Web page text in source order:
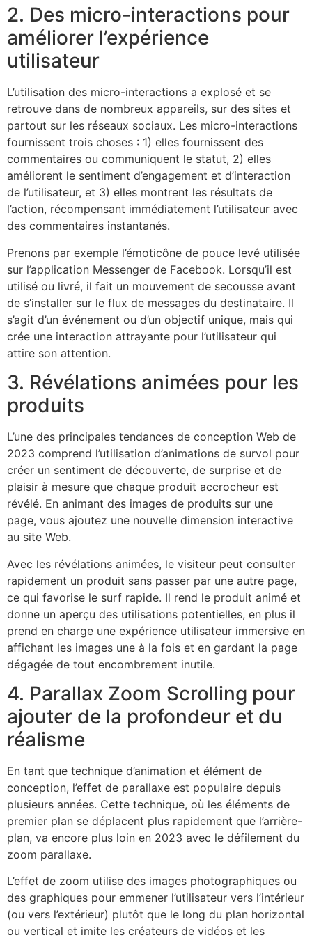
2. Des micro-interactions pour
améliorer l’expérience
utilisateur
L’utilisation des micro-interactions a explosé et se
retrouve dans de nombreux appareils, sur des sites et
partout sur les réseaux sociaux. Les micro-interactions
fournissent trois choses : 1) elles fournissent des
commentaires ou communiquent le statut, 2) elles
améliorent le sentiment d’engagement et d’interaction
de l’utilisateur, et 3) elles montrent les résultats de
l’action, récompensant immédiatement l’utilisateur avec
des commentaires instantanés.
Prenons par exemple l’émoticône de pouce levé utilisée
sur l’application Messenger de Facebook. Lorsqu’il est
utilisé ou livré, il fait un mouvement de secousse avant
de s’installer sur le flux de messages du destinataire. Il
s’agit d’un événement ou d’un objectif unique, mais qui
crée une interaction attrayante pour l’utilisateur qui
attire son attention.
3. Révélations animées pour les
produits
L’une des principales tendances de conception Web de
2023 comprend l’utilisation d’animations de survol pour
créer un sentiment de découverte, de surprise et de
plaisir à mesure que chaque produit accrocheur est
révélé. En animant des images de produits sur une
page, vous ajoutez une nouvelle dimension interactive
au site Web.
Avec les révélations animées, le visiteur peut consulter
rapidement un produit sans passer par une autre page,
ce qui favorise le surf rapide. Il rend le produit animé et
donne un aperçu des utilisations potentielles, en plus il
prend en charge une expérience utilisateur immersive en
affichant les images une à la fois et en gardant la page
dégagée de tout encombrement inutile.
4. Parallax Zoom Scrolling pour
ajouter de la profondeur et du
réalisme
En tant que technique d’animation et élément de
conception, l’effet de parallaxe est populaire depuis
plusieurs années. Cette technique, où les éléments de
premier plan se déplacent plus rapidement que l’arrière-
plan, va encore plus loin en 2023 avec le défilement du
zoom parallaxe.
L’effet de zoom utilise des images photographiques ou
des graphiques pour emmener l’utilisateur vers l’intérieur
(ou vers l’extérieur) plutôt que le long du plan horizontal
ou vertical et imite les créateurs de vidéos et les